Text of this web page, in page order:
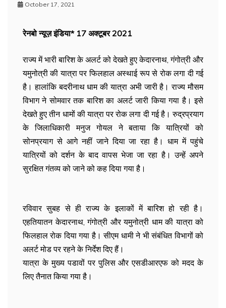
October 17, 2021
रेनबो न्यूज़ इंडिया* 17 अक्टूबर 2021
राज्य में भारी बारिश के अलर्ट को देखते हुए केदारनाथ, गंगोत्री और
यमुनोत्री की यात्रा पर फिलहाल अस्थाई रूप से रोक लगा दी गई
है। हालांकि बदरीनाथ धाम की यात्रा अभी जारी है। राज्य मौसम
विभाग ने सोमवार तक बारिश का अलर्ट जारी किया गया है। इसे
देखते हुए तीन धामों की यात्रा पर रोक लगा दी गई है। रुद्रप्रयाग
के जिलाधिकारी मनुज गोयल ने बताया कि यात्रियों को
सोनप्रयाग से आगे नहीं जाने दिया जा रहा है। धाम में पहुंचे
यात्रियों को दर्शन के बाद वापस भेजा जा रहा है। उन्हें अपने
सुरक्षित गंतव्य को जाने को कह दिया गया है।
रविवार सुबह से ही राज्‍य के इलाकों में बारिश हो रही है।
एहतियातन केदारनाथ, गंगोत्री और यमुनोत्री धाम की यात्रा को
फिलहाल रोक दिया गया है। सीएम धामी ने भी संबंधित विभागों को
अलर्ट मोड पर रहने के निर्देश दिए हैं।
यात्रा के मुख्‍य पडावों पर पुलिस और एसडीआरएफ को मदद के
लिए तैनात किया गया है।